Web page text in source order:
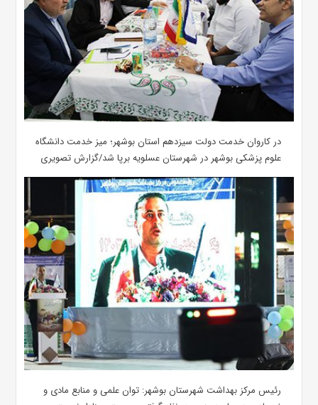
در کاروان خدمت دولت سیزدهم استان بوشهر؛ میز خدمت دانشگاه
علوم پزشکی بوشهر در شهرستان عسلویه برپا شد/گزارش تصویری
رئیس مرکز بهداشت شهرستان بوشهر: توان علمی و منابع مادی و